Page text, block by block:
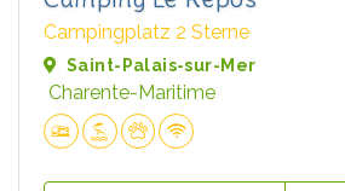
Campingplatz 2 Sterne
Saint-Palais-sur-Mer
Charente-Maritime